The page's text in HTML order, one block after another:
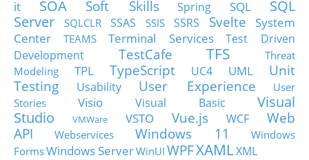
it
SOA Soft Skills Spring SQL
SQL
Server
SQLCLR SSAS SSIS SSRS Svelte
System
Center
TEAMS Terminal Services
Test Driven
Development
TestCafe TFS
Threat
Modeling
TPL TypeScript UC4 UML
Unit
Testing
Usability User Experience
User
Stories
Visio Visual Basic
Visual
Studio
VMWare VSTO Vue.js WCF
Web
API
Webservices Windows 11
Windows
FormsWindows ServerWinUI WPFXAMLXML